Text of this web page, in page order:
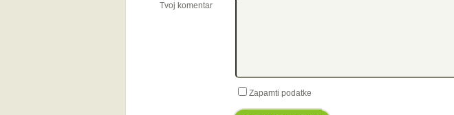
Tvoj komentar
Zapamti podatke